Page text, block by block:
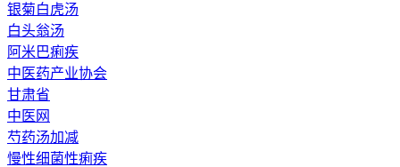
银菊白虎汤
白头翁汤
阿米巴痢疾
中医药产业协会
甘肃省
中医网
芍药汤加减
慢性细菌性痢疾